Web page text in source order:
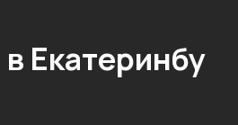
в Екатеринбу